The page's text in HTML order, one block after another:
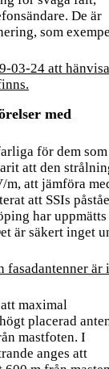
De är
som
03-24 att
med
för dem
att den
m, att jämföra
att SSIs
har uppmätts
är säkert inget
fasadantenner är
maximal
placerad
mastfoten. I
anges att